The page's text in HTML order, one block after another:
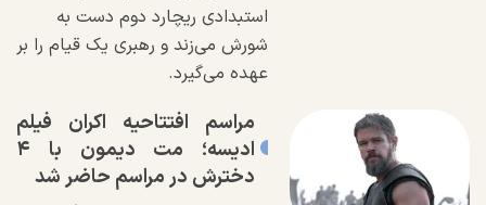
استبدادی ریچارد دوم دست به
شورش می‌زند و رهبری یک قیام را بر
عهده می‌گیرد.
مراسم افتتاحیه اکران فیلم
ادیسه؛ مت دیمون با ۴
دخترش در مراسم حاضر شد